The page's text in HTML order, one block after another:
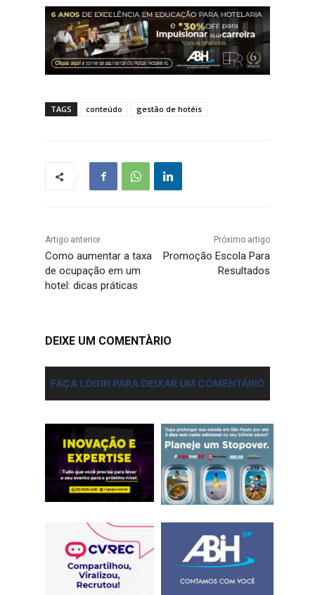
TAGS conteúdo gestão de hotéis
Artigo anterior
Como aumentar a taxa
de ocupação em um
hotel: dicas práticas
Próximo artigo
Promoção Escola Para
Resultados
DEIXE UM COMENTÀRIO
FAÇA LOGIN PARA DEIXAR UM COMENTÁRIO